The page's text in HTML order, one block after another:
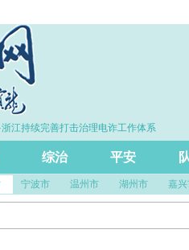
江持续完善打击治理电诈工作体系
综治 平安
宁波市 温州市 湖州市 嘉